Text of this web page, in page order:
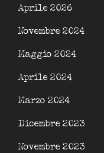
Aprile 2026
Novembre 2024
Maggio 2024
Aprile 2024
Marzo 2024
Dicembre 2023
Novembre 2023